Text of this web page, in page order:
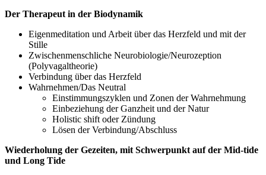
Der Therapeut in der Biodynamik
Eigenmeditation und Arbeit über das Herzfeld und mit der
Stille
Zwischenmenschliche Neurobiologie/Neurozeption
(Polyvagaltheorie)
Verbindung über das Herzfeld
Wahrnehmen/Das Neutral
Einstimmungszyklen und Zonen der Wahrnehmung
Einbeziehung der Ganzheit und der Natur
Holistic shift oder Zündung
Lösen der Verbindung/Abschluss
Wiederholung der Gezeiten, mit Schwerpunkt auf der Mid-tide
und Long Tide